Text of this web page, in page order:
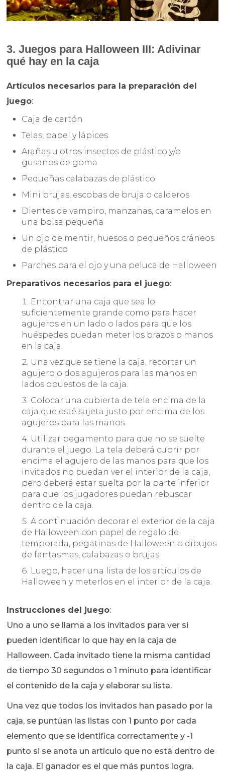
3. Juegos para Halloween III: Adivinar
qué hay en la caja
Artículos necesarios para la preparación del
juego:
Caja de cartón
Telas, papel y lápices
Arañas u otros insectos de plástico y/o
gusanos de goma
Pequeñas calabazas de plástico
Mini brujas, escobas de bruja o calderos
Dientes de vampiro, manzanas, caramelos en
una bolsa pequeña
Un ojo de mentir, huesos o pequeños cráneos
de plástico
Parches para el ojo y una peluca de Halloween
Preparativos necesarios para el juego:
Encontrar una caja que sea lo
suficientemente grande como para hacer
agujeros en un lado o lados para que los
huéspedes puedan meter los brazos o manos
en la caja.
Una vez que se tiene la caja, recortar un
agujero o dos agujeros para las manos en
lados opuestos de la caja.
Colocar una cubierta de tela encima de la
caja que esté sujeta justo por encima de los
agujeros para las manos.
Utilizar pegamento para que no se suelte
durante el juego. La tela deberá cubrir por
encima el agujero de las manos para que los
invitados no puedan ver el interior de la caja,
pero deberá estar suelta por la parte inferior
para que los jugadores puedan rebuscar
dentro de la caja.
A continuación decorar el exterior de la caja
de Halloween con papel de regalo de
temporada, pegatinas de Halloween o dibujos
de fantasmas, calabazas o brujas.
Luego, hacer una lista de los artículos de
Halloween y meterlos en el interior de la caja.
Instrucciones del juego:
Uno a uno se llama a los invitados para ver si
pueden identificar lo que hay en la caja de
Halloween. Cada invitado tiene la misma cantidad
de tiempo 30 segundos o 1 minuto para identificar
el contenido de la caja y elaborar su lista.
Una vez que todos los invitados han pasado por la
caja, se puntúan las listas con 1 punto por cada
elemento que se identifica correctamente y -1
punto si se anota un artículo que no está dentro de
la caja. El ganador es el que más puntos logra.